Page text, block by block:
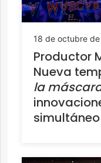
18 de octubre
Productor
Nueva
la
simultáneo